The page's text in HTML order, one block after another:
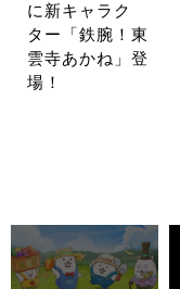
に新キャラク
ター「鉄腕！東
雲寺あかね」登
場！